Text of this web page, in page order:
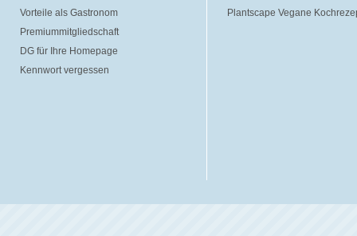
Vorteile als Gastronom
Premiummitgliedschaft
DG für Ihre Homepage
Kennwort vergessen
Plantscape Vegane